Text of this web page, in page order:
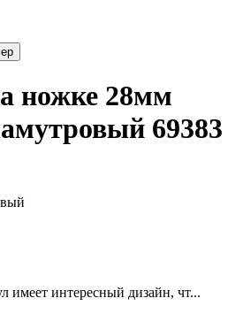
ножке 28мм
69383
имеет интересный дизайн, чт...